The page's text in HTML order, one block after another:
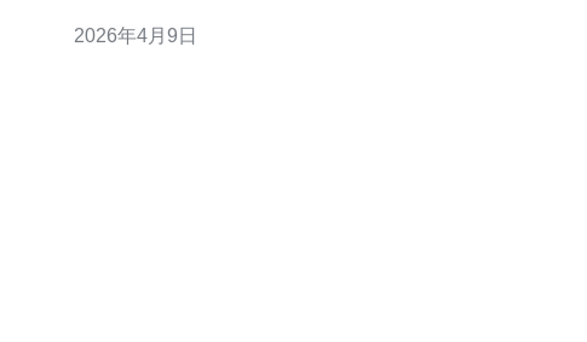
成本优化最重要。 2. 步骤1：在服务器上安装流量监控工
2026年4月9日